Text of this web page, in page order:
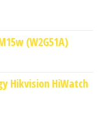
(W2G51A)
Hikvision HiWatch